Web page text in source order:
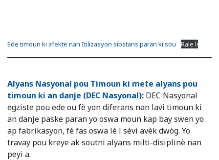
Ede timoun ki afekte nan Itilizasyon sibstans paran ki sou Rale li
Alyans Nasyonal pou Timoun ki mete alyans pou
timoun ki an danje (DEC Nasyonal): DEC Nasyonal
egziste pou ede ou fè yon diferans nan lavi timoun ki
an danje paske paran yo oswa moun kap bay swen yo
ap fabrikasyon, fè fas oswa lè l sèvi avèk dwòg. Yo
travay pou kreye ak soutni alyans milti-disiplinè nan
peyi a.